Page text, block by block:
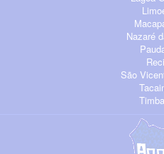
Nazaré
São